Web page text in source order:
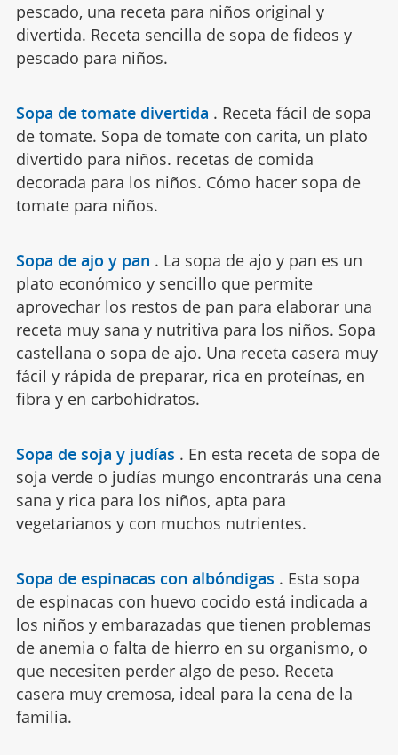
pescado, una receta para niños original y
divertida. Receta sencilla de sopa de fideos y
pescado para niños.
Sopa de tomate divertida . Receta fácil de sopa
de tomate. Sopa de tomate con carita, un plato
divertido para niños. recetas de comida
decorada para los niños. Cómo hacer sopa de
tomate para niños.
Sopa de ajo y pan . La sopa de ajo y pan es un
plato económico y sencillo que permite
aprovechar los restos de pan para elaborar una
receta muy sana y nutritiva para los niños. Sopa
castellana o sopa de ajo. Una receta casera muy
fácil y rápida de preparar, rica en proteínas, en
fibra y en carbohidratos.
Sopa de soja y judías . En esta receta de sopa de
soja verde o judías mungo encontrarás una cena
sana y rica para los niños, apta para
vegetarianos y con muchos nutrientes.
Sopa de espinacas con albóndigas . Esta sopa
de espinacas con huevo cocido está indicada a
los niños y embarazadas que tienen problemas
de anemia o falta de hierro en su organismo, o
que necesiten perder algo de peso. Receta
casera muy cremosa, ideal para la cena de la
familia.